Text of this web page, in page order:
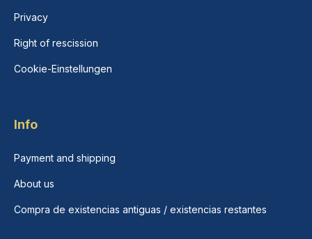
Privacy
Right of rescission
Cookie-Einstellungen
Info
Payment and shipping
About us
Compra de existencias antiguas / existencias restantes